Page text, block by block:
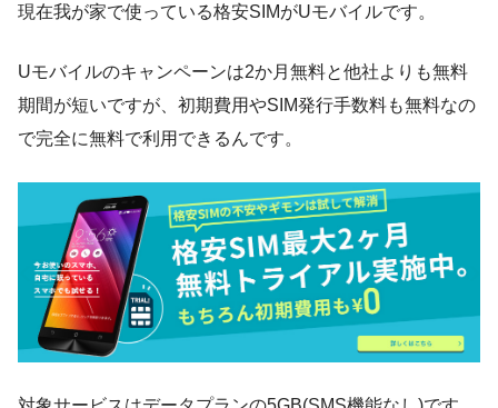
現在我が家で使っている格安SIMがUモバイルです。
Uモバイルのキャンペーンは2か月無料と他社よりも無料
期間が短いですが、初期費用やSIM発行手数料も無料なの
で完全に無料で利用できるんです。